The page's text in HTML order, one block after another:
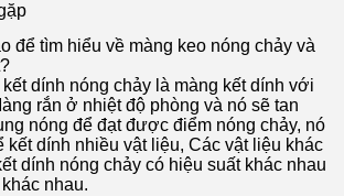
để tìm hiểu về màng keo nóng chảy và
dính nóng chảy là màng kết dính với
rắn ở nhiệt độ phòng và nó sẽ tan
nóng để đạt được điểm nóng chảy, nó
dính nhiều vật liệu, Các vật liệu khác
dính nóng chảy có hiệu suất khác nhau
nhau.